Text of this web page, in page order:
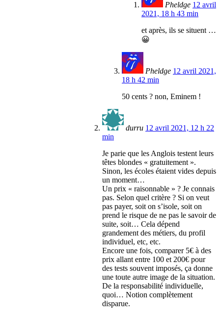
Pheldge 12 avril
2021, 18 h 43 min
et après, ils se situent …
😀
Pheldge 12 avril 2021,
18 h 42 min
50 cents ? non, Eminem !
durru 12 avril 2021, 12 h 22
min
Je parie que les Anglois testent leurs
têtes blondes « gratuitement ».
Sinon, les écoles étaient vides depuis
un moment…
Un prix « raisonnable » ? Je connais
pas. Selon quel critère ? Si on veut
pas payer, soit on s’isole, soit on
prend le risque de ne pas le savoir de
suite, soit… Cela dépend
grandement des métiers, du profil
individuel, etc, etc.
Encore une fois, comparer 5€ à des
prix allant entre 100 et 200€ pour
des tests souvent imposés, ça donne
une toute autre image de la situation.
De la responsabilité individuelle,
quoi… Notion complètement
disparue.